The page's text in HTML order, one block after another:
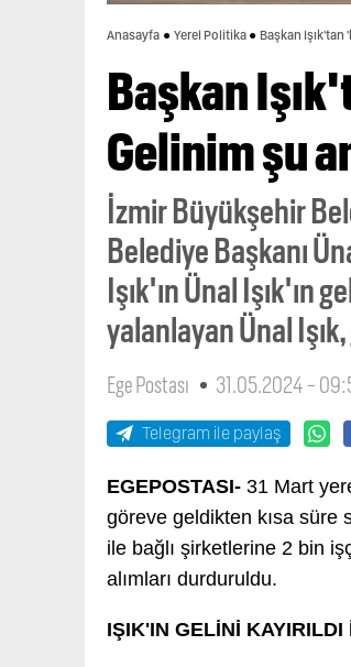
Anasayfa Yerel Politika Başkan Işık'tan
Başkan
Gelinim şu
İzmir Büyükşehir
Belediye Başkanı
Işık'ın Ünal Işık'ın
yalanlayan Ünal
Ege Postası 31.05.2024 -
Telegram ile paylaş
EGEPOSTASI- 31 Mart
göreve geldikten kısa süre
ile bağlı şirketlerine 2 bin
alımları durduruldu.
IŞIK'IN GELİNİ KAYIRILDI